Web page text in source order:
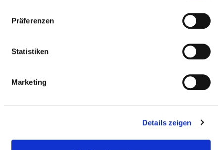
Präferenzen
Statistiken
Marketing
Details zeigen
Further locations
BASIC INFORMATION